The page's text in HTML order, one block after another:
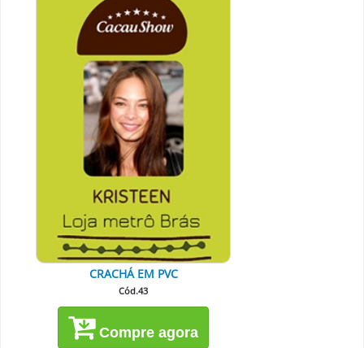
CRACHÁ EM PVC
Cód.43
Compre agora